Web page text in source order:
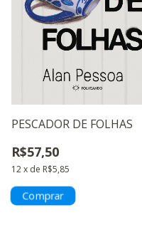
PESCADOR DE FOLHAS
R$57,50
12x de R$5,85